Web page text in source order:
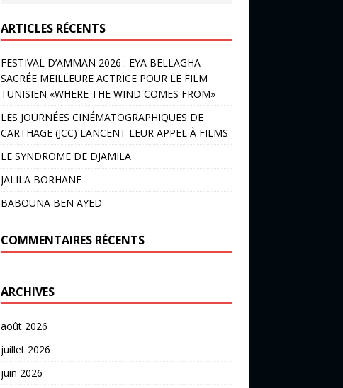
ARTICLES RÉCENTS
FESTIVAL D’AMMAN 2026 : EYA BELLAGHA
SACRÉE MEILLEURE ACTRICE POUR LE FILM
TUNISIEN «WHERE THE WIND COMES FROM»
LES JOURNÉES CINÉMATOGRAPHIQUES DE
CARTHAGE (JCC) LANCENT LEUR APPEL À FILMS
LE SYNDROME DE DJAMILA
JALILA BORHANE
BABOUNA BEN AYED
COMMENTAIRES RÉCENTS
ARCHIVES
août 2026
juillet 2026
juin 2026